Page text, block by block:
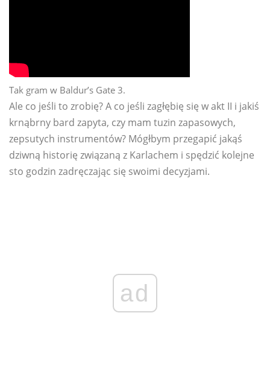
Tak gram w Baldur’s Gate 3.
Ale co jeśli to zrobię? A co jeśli zagłębię się w akt II i jakiś
krnąbrny bard zapyta, czy mam tuzin zapasowych,
zepsutych instrumentów? Mógłbym przegapić jakąś
dziwną historię związaną z Karlachem i spędzić kolejne
sto godzin zadręczając się swoimi decyzjami.
ad